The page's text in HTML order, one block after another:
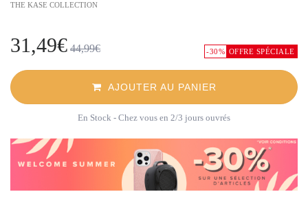
THE KASE COLLECTION
-30% OFFRE SPÉCIALE
31,49€ 44,99€
AJOUTER AU PANIER
En Stock - Chez vous en 2/3 jours ouvrés